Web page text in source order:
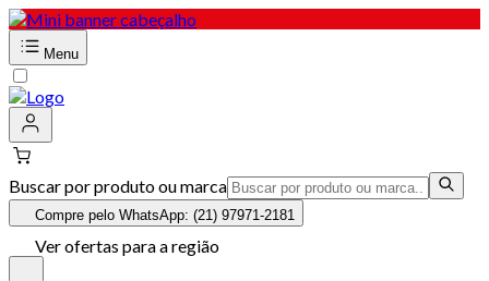
Menu
Buscar por produto ou marca
Compre pelo WhatsApp: (21) 97971-2181
Ver ofertas para a região